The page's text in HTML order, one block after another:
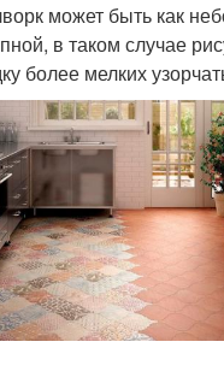
может быть как
в таком случае
более мелких